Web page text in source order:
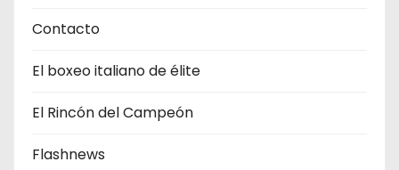
Contacto
El boxeo italiano de élite
El Rincón del Campeón
Flashnews